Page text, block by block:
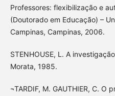
Professores: flexibilização e
(Doutorado em Educação) –
Campinas, Campinas, 2006.
STENHOUSE, L. A
Morata, 1985.
¬TARDIF, M. GAUTHIER, C. O